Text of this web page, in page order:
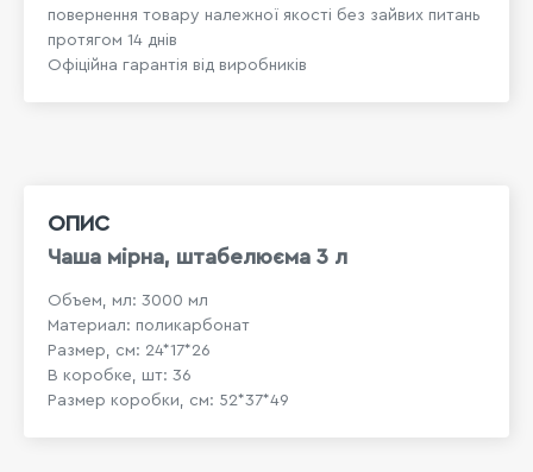
повернення товару належної якості без зайвих питань
протягом 14 днів
Офіційна гарантія від виробників
ОПИС
Чаша мірна, штабелюєма 3 л
Объем, мл: 3000 мл
Материал: поликарбонат
Размер, см: 24*17*26
В коробке, шт: 36
Размер коробки, см: 52*37*49